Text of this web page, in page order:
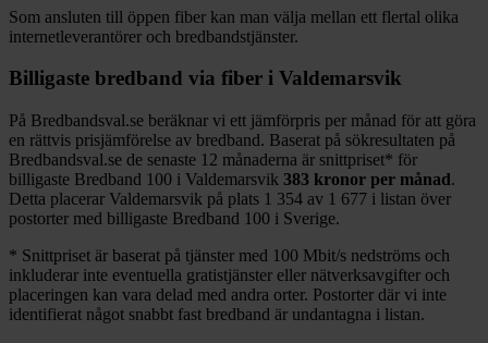
Som ansluten till öppen fiber kan man välja mellan ett flertal olika
internetleverantörer och bredbandstjänster.
Billigaste bredband via fiber i Valdemarsvik
På Bredbandsval.se beräknar vi ett jämförpris per månad för att göra
en rättvis prisjämförelse av bredband. Baserat på sökresultaten på
Bredbandsval.se de senaste 12 månaderna är snittpriset* för
billigaste Bredband 100 i Valdemarsvik 383 kronor per månad.
Detta placerar Valdemarsvik på plats 1 354 av 1 677 i listan över
postorter med billigaste Bredband 100 i Sverige.
* Snittpriset är baserat på tjänster med 100 Mbit/s nedströms och
inkluderar inte eventuella gratistjänster eller nätverksavgifter och
placeringen kan vara delad med andra orter. Postorter där vi inte
identifierat något snabbt fast bredband är undantagna i listan.